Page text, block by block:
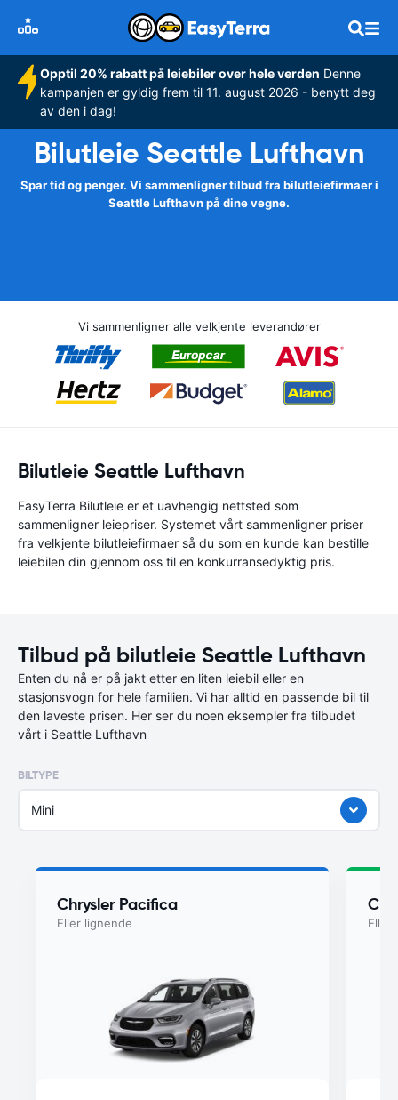
Opptil 20% rabatt på leiebiler over hele verden Denne
kampanjen er gyldig frem til 11. august 2026 - benytt deg
av den i dag!
Bilutleie Seattle Lufthavn
Spar tid og penger. Vi sammenligner tilbud fra bilutleiefirmaer i
Seattle Lufthavn på dine vegne.
Vi sammenligner alle velkjente leverandører
Bilutleie Seattle Lufthavn
EasyTerra Bilutleie er et uavhengig nettsted som
sammenligner leiepriser. Systemet vårt sammenligner priser
fra velkjente bilutleiefirmaer så du som en kunde kan bestille
leiebilen din gjennom oss til en konkurransedyktig pris.
Tilbud på bilutleie Seattle Lufthavn
Enten du nå er på jakt etter en liten leiebil eller en
stasjonsvogn for hele familien. Vi har alltid en passende bil til
den laveste prisen. Her ser du noen eksempler fra tilbudet
vårt i Seattle Lufthavn
BILTYPE
Mini
Chrysler Pacifica
Eller lignende Eller